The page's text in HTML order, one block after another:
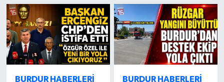
BURDUR HABERLERİ BURDUR HABERLERİ